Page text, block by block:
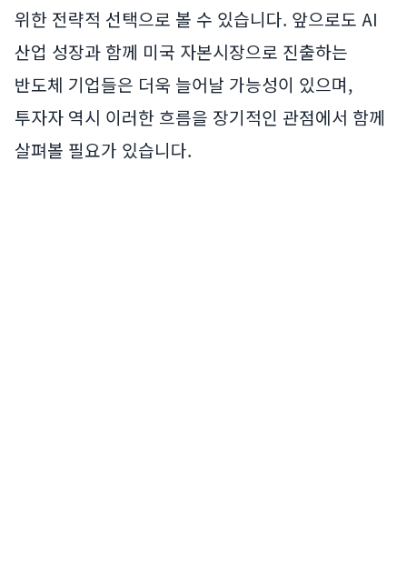
위한 전략적 선택으로 볼 수 있습니다. 앞으로도 AI
산업 성장과 함께 미국 자본시장으로 진출하는
반도체 기업들은 더욱 늘어날 가능성이 있으며,
투자자 역시 이러한 흐름을 장기적인 관점에서 함께
살펴볼 필요가 있습니다.